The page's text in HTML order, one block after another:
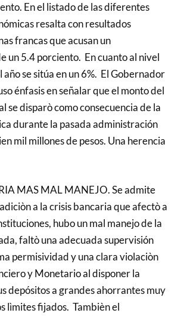
En el listado de las diferentes
resalta con resultados
francas que acusan un
un 5.4 porciento. En cuanto al nivel
año se sitúa en un 6%. El Gobernador
énfasis en señalar que el monto del
se disparò como consecuencia de la
durante la pasada administración
mil millones de pesos. Una herencia
MAS MAL MANEJO. Se admite
a la crisis bancaria que afectò a
hubo un mal manejo de la
faltò una adecuada supervisión
permisividad y una clara violaciòn
y Monetario al disponer la
depósitos a grandes ahorrantes muy
lìmites fijados. Tambièn el